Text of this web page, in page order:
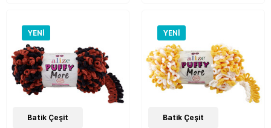
YENI
48Çeşit
Batik Çeşit
YENI
48Çeşit
Batik Çeşit